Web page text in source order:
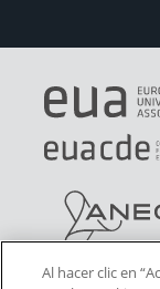
Al hacer clic en